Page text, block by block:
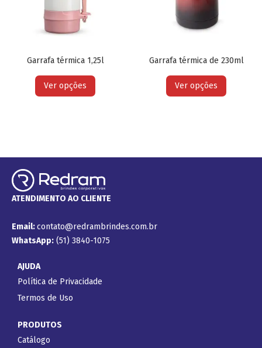
Garrafa térmica 1,25l
Ver opções
Garrafa térmica de 230ml
Ver opções
ATENDIMENTO AO CLIENTE
Email:contato@redrambrindes.com.br
WhatsApp: (51) 3840-1075
AJUDA
Política de Privacidade
Termos de Uso
PRODUTOS
Catálogo